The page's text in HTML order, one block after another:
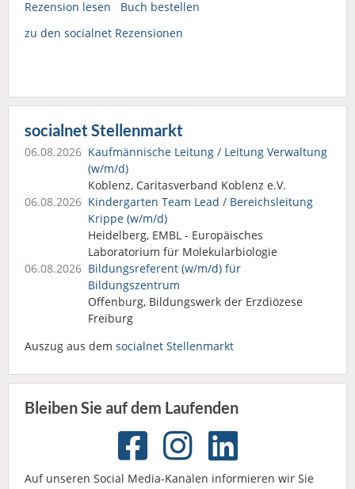
Rezension lesen
Buch bestellen
zu den socialnet Rezensionen
socialnet Stellenmarkt
06.08.2026 Kaufmännische Leitung / Leitung Verwaltung
(w/m/d)
Koblenz, Caritasverband Koblenz e.V.
06.08.2026 Kindergarten Team Lead / Bereichsleitung
Krippe (w/m/d)
Heidelberg, EMBL - Europäisches
Laboratorium für Molekularbiologie
06.08.2026 Bildungsreferent (w/m/d) für
Bildungszentrum
Offenburg, Bildungswerk der Erzdiözese
Freiburg
Auszug aus dem socialnet Stellenmarkt
Bleiben Sie auf dem Laufenden
Auf unseren Social Media-Kanälen informieren wir Sie